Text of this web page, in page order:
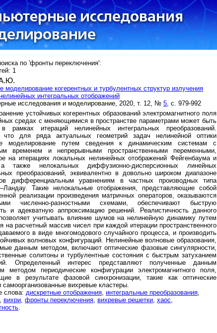
по 'фронты переключения':
1
моделирование когерентных и турбулентных структур излучения
интегральных отображений
исследования и моделирование, 2020, т. 12, № 5, с. 979-992
устойчивых когерентных образований электромагнитного поля
средах с меняющимися в пространстве параметрами может быть
рамках итераций нелинейных интегральных преобразований.
что для ряда актуальных геометрий задач нелинейной оптики
моделирование путем сведения к динамическим системам с
временем и непрерывными пространственными переменными,
на итерациях локальных нелинейных отображений Фейгенбаума и
также нелокальных диффузионно-дисперсионных линейных
преобразований, эквивалентно в довольно широком диапазоне
дифференциальным уравнениям в частных производных типа
Такие нелокальные отображения, представляющие собой
реализации произведения матричных операторов, оказываются
численно-разностными схемами, обеспечивают быструю
и адекватную аппроксимацию решений. Реалистичность данного
учитывать влияние шумов на нелинейную динамику путем
на расчетный массив чисел при каждой итерации пространственного
в виде многомодового случайного процесса, и производить
волновых конфигураций. Нелинейные волновые образования,
данным методом, включают оптические фазовые сингулярности,
солитоны и турбулентные состояния с быстрым затуханием
Определенный интерес представляют полученные данным
методом периодические конфигурации электромагнитного поля,
в результате фазовой синхронизации, такие как оптические
самоорганизованные вихревые кластеры.
слова: дискретные отображения, интегральные преобразования,
, вихри, фронты переключения, вихревые решетки, хаос,
.